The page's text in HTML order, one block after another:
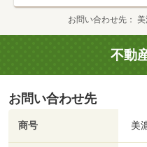
お問い合わせ先
不動
お問い合わせ先
商号 美